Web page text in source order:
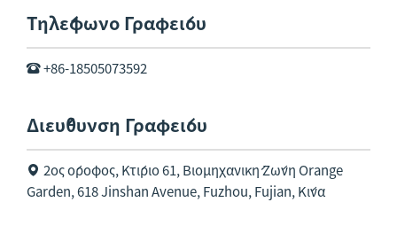
Τηλέφωνο Γραφείου
+86-18505073592
Διεύθυνση Γραφείου
2ος όροφος, Κτίριο 61, Βιομηχανική Ζώνη Orange
Garden, 618 Jinshan Avenue, Fuzhou, Fujian, Κίνα